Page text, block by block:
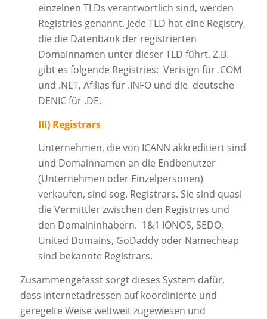
einzelnen TLDs verantwortlich sind, werden
Registries genannt. Jede TLD hat eine Registry,
die die Datenbank der registrierten
Domainnamen unter dieser TLD führt. Z.B.
gibt es folgende Registries: Verisign für .COM
und .NET, Afilias für .INFO und die deutsche
DENIC für .DE.
III) Registrars
Unternehmen, die von ICANN akkreditiert sind
und Domainnamen an die Endbenutzer
(Unternehmen oder Einzelpersonen)
verkaufen, sind sog. Registrars. Sie sind quasi
die Vermittler zwischen den Registries und
den Domaininhabern. 1&1 IONOS, SEDO,
United Domains, GoDaddy oder Namecheap
sind bekannte Registrars.
Zusammengefasst sorgt dieses System dafür,
dass Internetadressen auf koordinierte und
geregelte Weise weltweit zugewiesen und